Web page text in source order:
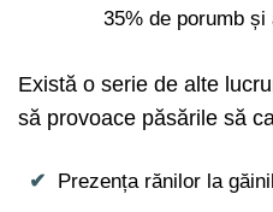
35% de porumb
Există o serie de alte
să provoace păsările să
Prezența rănilor la